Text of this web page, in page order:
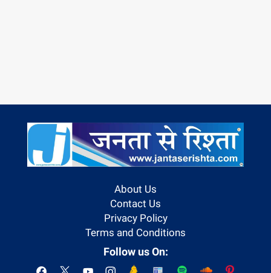
About Us
Contact Us
Privacy Policy
Terms and Conditions
Follow us On: